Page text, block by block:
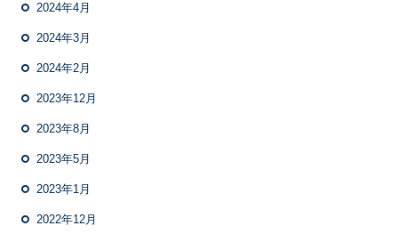
2024年4月
2024年3月
2024年2月
2023年12月
2023年8月
2023年5月
2023年1月
2022年12月